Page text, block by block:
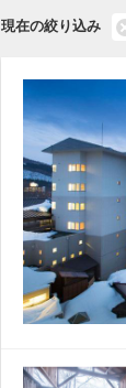
124便
大
クラスJ
2237便
※J-AIR運
航
大
現在の絞り込み